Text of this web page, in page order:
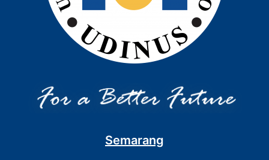
Semarang